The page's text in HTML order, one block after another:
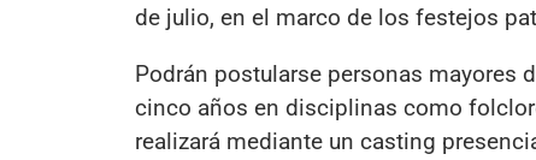
de julio, en el marco de los festejos
Podrán postularse personas mayores
cinco años en disciplinas como
realizará mediante un casting